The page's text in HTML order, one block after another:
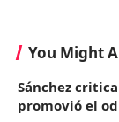
You Might
Sánchez
promovió el